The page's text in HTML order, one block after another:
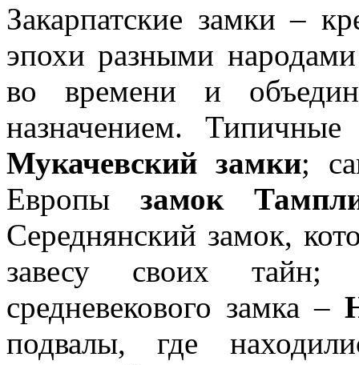
Закарпатские замки –
эпохи разными
во времени и
назначением.
Мукачевский замки;
Европызамок
Середнянский замок,
завесу своих тайн;
средневекового замка –
подвалы, где